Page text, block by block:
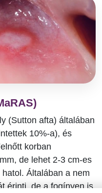
(Sutton afta) általában
10%-a), és
korban
de lehet 2-3 cm-es
Általában a nem
érinti, de a fogínyen is